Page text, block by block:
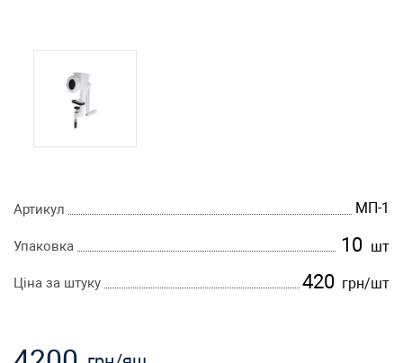
Артикул МП-1
Упаковка 10 шт
Ціна за штуку 420 грн/шт